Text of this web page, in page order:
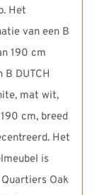
Het
van een B
190 cm
DUTCH
mat wit,
cm, breed
Het
is
Oak